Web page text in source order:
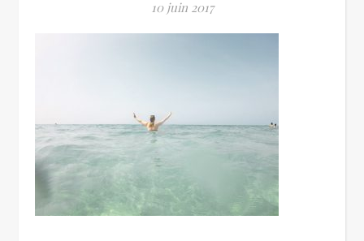
10 juin 2017